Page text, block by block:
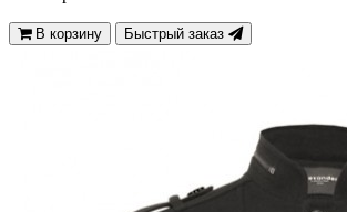
В корзину Быстрый заказ